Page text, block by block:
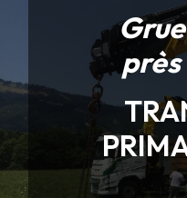
près